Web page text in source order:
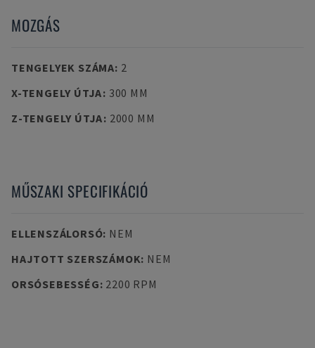
MOZGÁS
TENGELYEK SZÁMA: 2
X-TENGELY ÚTJA: 300 MM
Z-TENGELY ÚTJA: 2000 MM
MŰSZAKI SPECIFIKÁCIÓ
ELLENSZÁLORSÓ: NEM
HAJTOTT SZERSZÁMOK: NEM
ORSÓSEBESSÉG: 2200 RPM